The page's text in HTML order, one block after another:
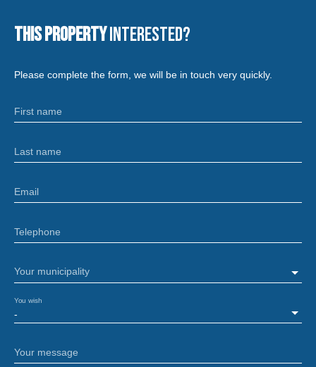
This propertyInterested?
Please complete the form, we will be in touch very quickly.
First name
Last name
Email
Telephone
Your municipality
-
You wish
Your message